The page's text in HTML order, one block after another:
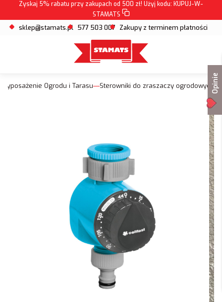
Zyskaj 5% rabatu przy zakupach od 500 zł! Użyj kodu: KUPUJ-W-
STAMATS
sklep@stamats.pl 577 503 007 Zakupy z terminem płatności
Wyposażenie Ogrodu i Tarasu Sterowniki do zraszaczy ogrodowychOpinie